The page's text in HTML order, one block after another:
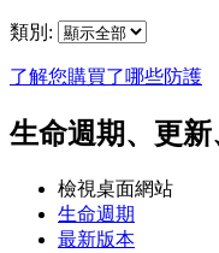
類別:
了解您購買了哪些防護
生命週期、更
檢視桌面網站
生命週期
最新版本